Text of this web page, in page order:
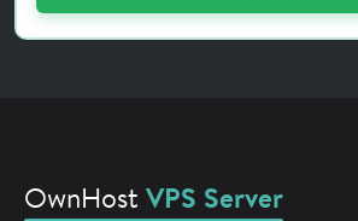
OwnHost VPS Server